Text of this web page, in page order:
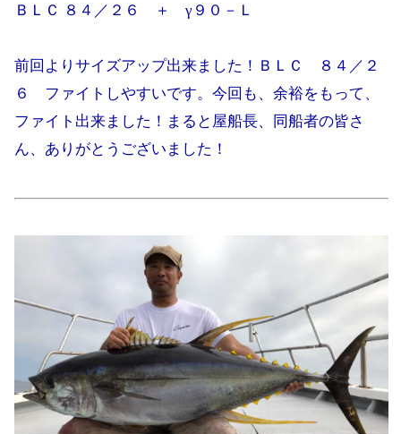
ＢＬＣ ８４／２６ ＋ γ９０－Ｌ
前回よりサイズアップ出来ました！ＢＬＣ ８４／２
６ ファイトしやすいです。今回も、余裕をもって、
ファイト出来ました！まると屋船長、同船者の皆さ
ん、ありがとうございました！